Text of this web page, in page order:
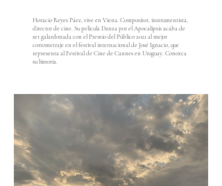
Horacio Reyes Páez, vive en Viena. Compositor, instrumentista,
director de cine. Su película Danza por el Apocalipsis acaba de
ser galardonada con el Premio del Público 2021 al mejor
cortometraje en el festival internacional de José Ignacio, que
representa al Festival de Cine de Cannes en Uruguay. Conozca
su historia.